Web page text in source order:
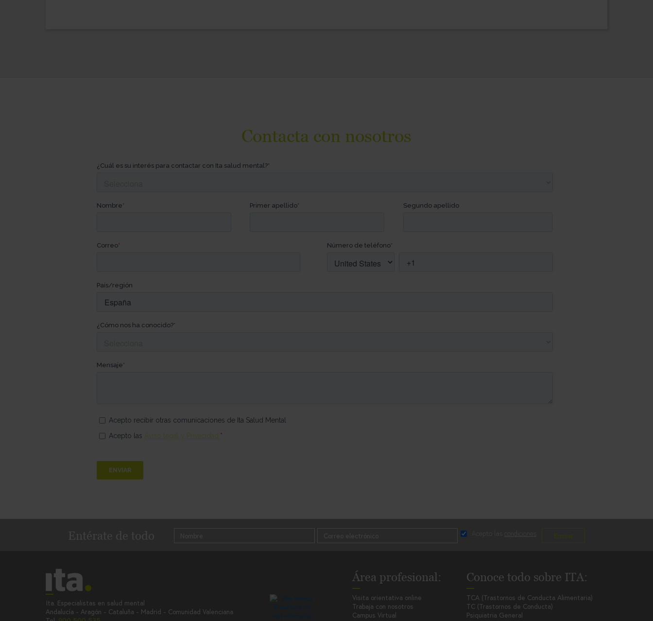
Contacta con nosotros
Entérate de todo Enviar
Ita. Especialistas en salud mental
Andalucía - Aragón - Cataluña - Madrid - Comunidad Valenciana
Área profesional:
Visita orientativa online
Trabaja con nosotros
Campus Virtual
Conoce todo sobre ITA:
TCA (Trastornos de Conducta Alimentaria)
TC (Trastornos de Conducta)
Psiquiatria General